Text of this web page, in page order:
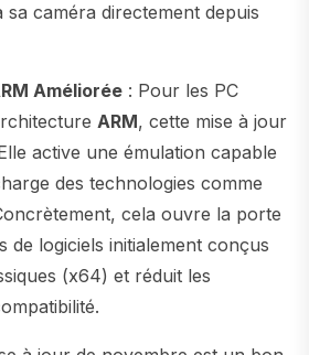
sa caméra directement depuis
Améliorée : Pour les PC
ARM, cette mise à jour
active une émulation capable
des technologies comme
cela ouvre la porte
de logiciels initialement conçus
(x64) et réduit les